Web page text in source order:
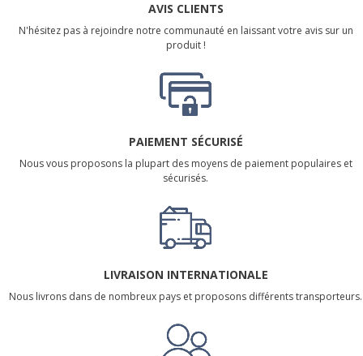
AVIS CLIENTS
N'hésitez pas à rejoindre notre communauté en laissant votre avis sur un
produit !
PAIEMENT SÉCURISÉ
Nous vous proposons la plupart des moyens de paiement populaires et
sécurisés.
LIVRAISON INTERNATIONALE
Nous livrons dans de nombreux pays et proposons différents transporteurs.